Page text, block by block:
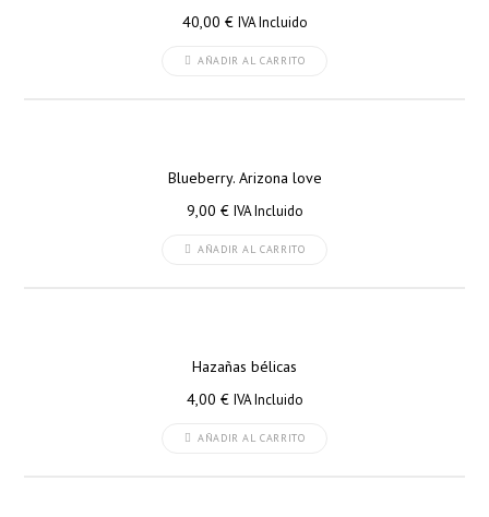
40,00 € IVA Incluido
AÑADIR AL CARRITO
Blueberry. Arizona love
9,00 € IVA Incluido
AÑADIR AL CARRITO
Hazañas bélicas
4,00 € IVA Incluido
AÑADIR AL CARRITO